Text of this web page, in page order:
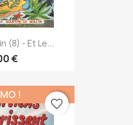
(8) - Et Le...
€
!
favorite_border